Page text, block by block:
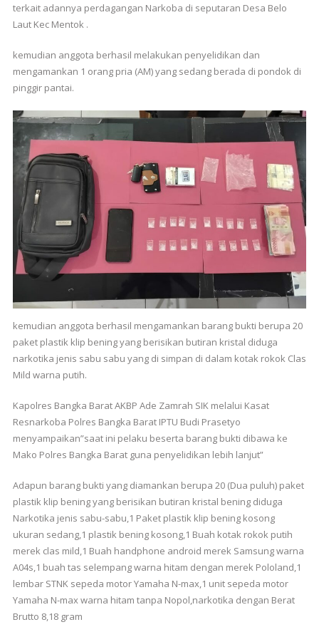
terkait adannya perdagangan Narkoba di seputaran Desa Belo
Laut Kec Mentok .
kemudian anggota berhasil melakukan penyelidikan dan
mengamankan 1 orang pria (AM) yang sedang berada di pondok di
pinggir pantai.
kemudian anggota berhasil mengamankan barang bukti berupa 20
paket plastik klip bening yang berisikan butiran kristal diduga
narkotika jenis sabu sabu yang di simpan di dalam kotak rokok Clas
Mild warna putih.
Kapolres Bangka Barat AKBP Ade Zamrah SIK melalui Kasat
Resnarkoba Polres Bangka Barat IPTU Budi Prasetyo
menyampaikan”saat ini pelaku beserta barang bukti dibawa ke
Mako Polres Bangka Barat guna penyelidikan lebih lanjut”
Adapun barang bukti yang diamankan berupa 20 (Dua puluh) paket
plastik klip bening yang berisikan butiran kristal bening diduga
Narkotika jenis sabu-sabu,1 Paket plastik klip bening kosong
ukuran sedang,1 plastik bening kosong,1 Buah kotak rokok putih
merek clas mild,1 Buah handphone android merek Samsung warna
A04s,1 buah tas selempang warna hitam dengan merek Pololand,1
lembar STNK sepeda motor Yamaha N-max,1 unit sepeda motor
Yamaha N-max warna hitam tanpa Nopol,narkotika dengan Berat
Brutto 8,18 gram